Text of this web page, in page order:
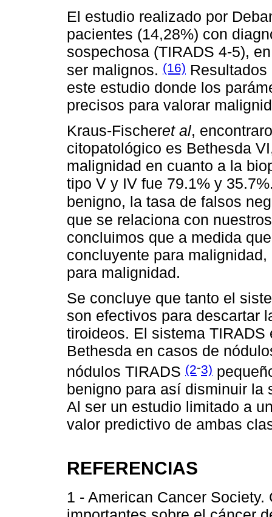
El estudio realizado por
pacientes (14,28%) con
sospechosa (TIRADS 4-5),
ser malignos. (16)
este estudio donde los
precisos para valorar
Kraus-Fischeret al,
citopatológico es Bethesda
malignidad en cuanto a la
tipo V y IV fue 79.1% y
benigno, la tasa de falsos
que se relaciona con
concluimos que a medida
concluyente para
para malignidad.
Se concluye que tanto el
son efectivos para descartar
tiroideos. El sistema
Bethesda en casos de
nódulos TIRADS (2-3)
benigno para así disminuir la
Al ser un estudio limitado a
valor predictivo de ambas
REFERENCIAS
1 - American Cancer